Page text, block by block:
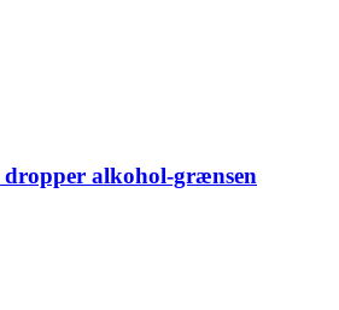
alkohol-grænsen